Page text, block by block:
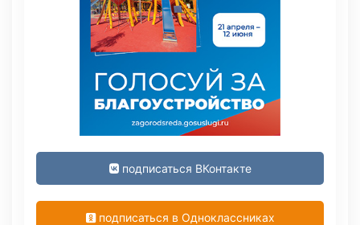
подписаться ВКонтакте
подписаться в Одноклассниках